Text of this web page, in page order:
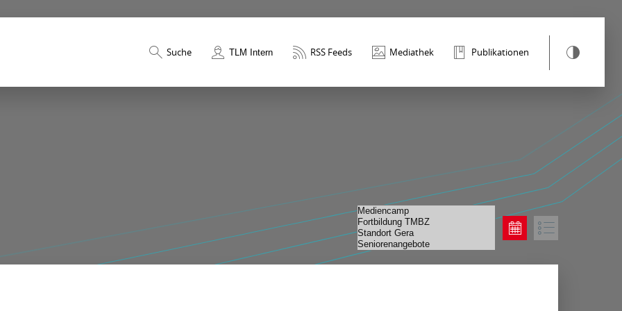
Suche TLM Intern RSS Feeds Mediathek Publikationen